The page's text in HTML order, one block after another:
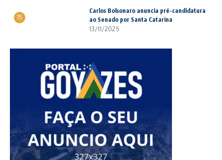
15
Carlos Bolsonaro anuncia pré-candidatura
ao Senado por Santa Catarina
13/11/2025